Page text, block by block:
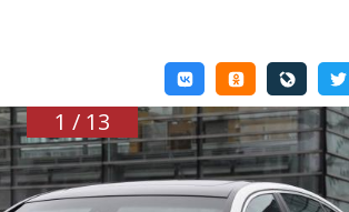
и мото
1 / 13